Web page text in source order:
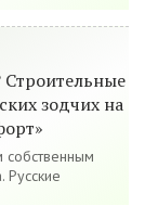
Строительные
зодчих на
собственным
Русские